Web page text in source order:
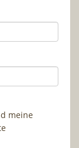
meine